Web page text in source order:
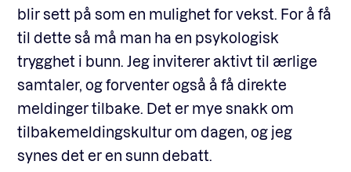
blir sett på som en mulighet for vekst. For å få
til dette så må man ha en psykologisk
trygghet i bunn. Jeg inviterer aktivt til ærlige
samtaler, og forventer også å få direkte
meldinger tilbake. Det er mye snakk om
tilbakemeldingskultur om dagen, og jeg
synes det er en sunn debatt.